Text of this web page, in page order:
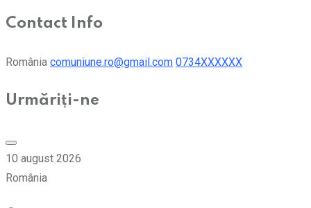
Contact Info
România comuniune.ro@gmail.com 0734XXXXXX
Urmăriți-ne
10 august 2026
România